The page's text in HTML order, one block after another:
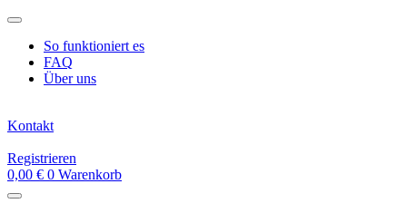
Zum
springenSo funktioniert es
FAQ
Über uns
Kontakt
Registrieren
0,00 € 0 Warenkorb